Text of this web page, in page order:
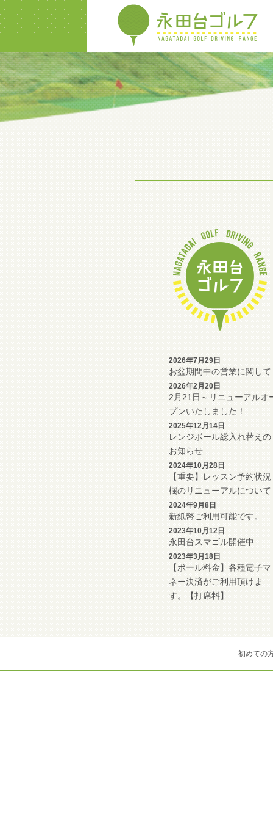
2026年7月29日
お盆期間中の営業に関して
2026年2月20日
2月21日～リニューアルオ
プンいたしました！
2025年12月14日
レンジボール総入れ替えの
お知らせ
2024年10月28日
【重要】レッスン予約状況
欄のリニューアルについて
2024年9月8日
新紙幣ご利用可能です。
2023年10月12日
永田台スマゴル開催中
2023年3月18日
【ボール料金】各種電子マ
ネー決済がご利用頂けま
す。【打席料】
初めての